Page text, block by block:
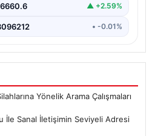
6660.6 ▲ +2.59%
• -0.01%
Yönelik Arama Çalışmaları
İle Sanal İletişimin Seviyeli Adresi